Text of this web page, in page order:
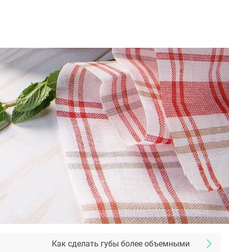
Как сделать губы более объемными